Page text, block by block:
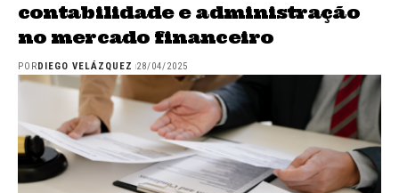
contabilidade e administração
no mercado financeiro
POR DIEGO VELÁZQUEZ 28/04/2025